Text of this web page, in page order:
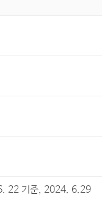
22 기준, 2024. 6.29